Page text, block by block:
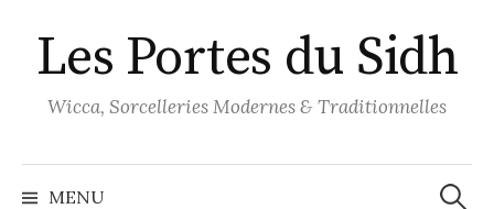
au
contenu
Les Portes du Sidh
Wicca, Sorcelleries Modernes & Traditionnelles
MENU